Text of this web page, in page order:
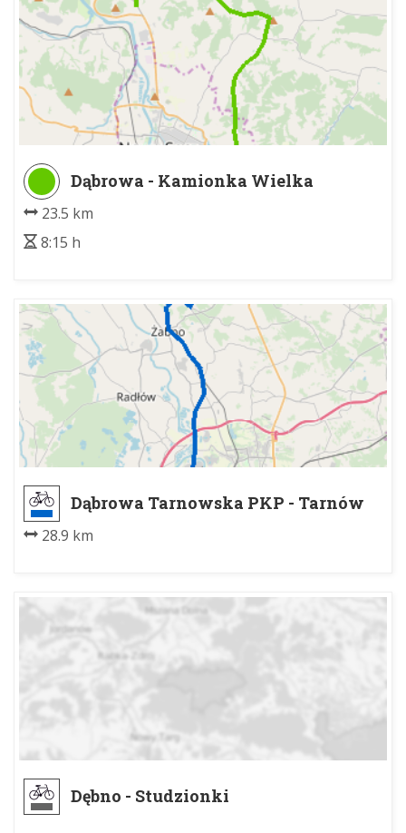
Dąbrowa - Kamionka Wielka
Głodówka
23.5 km
8:15 h
Dąbrowa Tarnowska PKP - Tarnów
Mościce
28.9 km
Dębno - Studzionki